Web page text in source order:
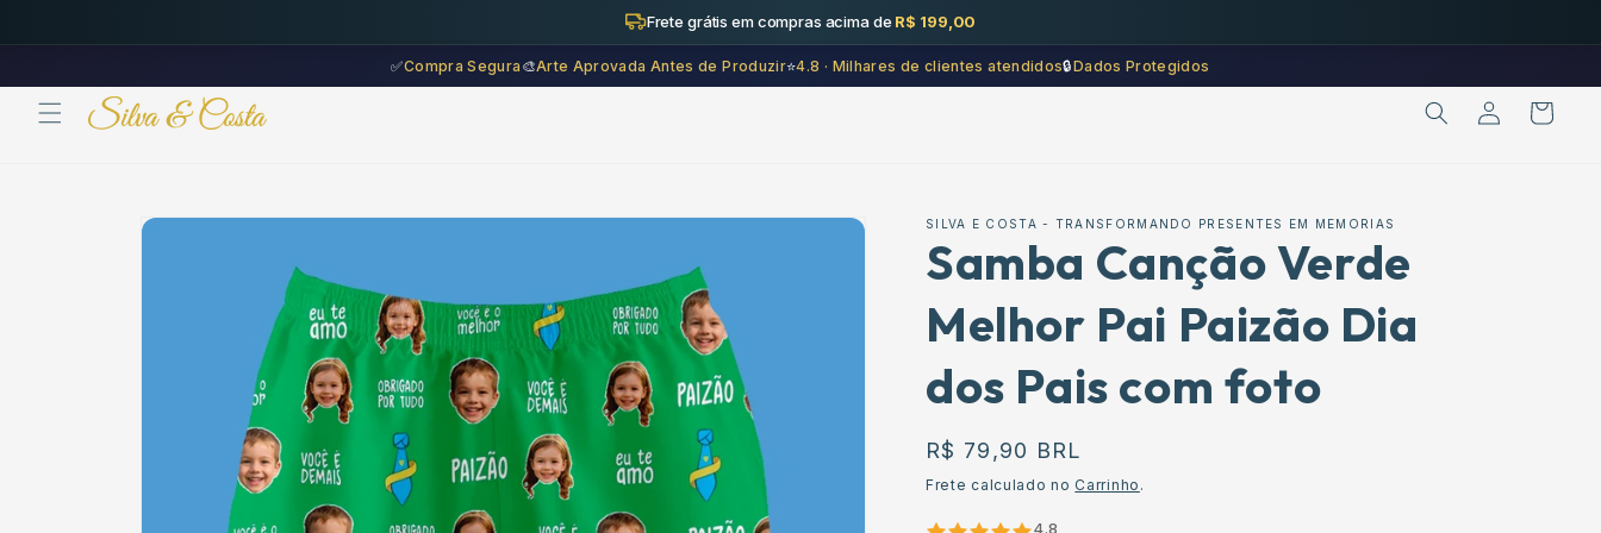
Frete grátis em compras acima de R$ 199,00
conteúdo
✅Compra Segura 🎨Arte Aprovada Antes de Produzir⭐4.8 · Milhares de clientes atendidos🔒Dados Protegidos
Iniciar
sessão
Carrinho
SILVA E COSTA - TRANSFORMANDO PRESENTES EM MEMORIAS
Samba Canção Verde
Melhor Pai Paizão Dia
dos Pais com foto
Preço
normal
R$ 79,90 BRL
Frete calculado no Carrinho .
4.8